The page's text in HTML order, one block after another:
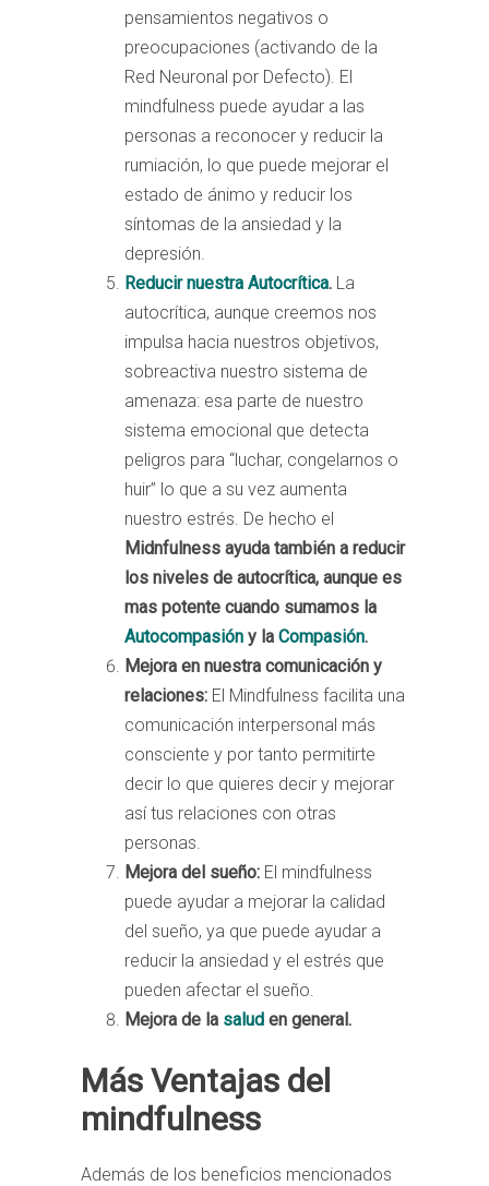
pensamientos negativos o
preocupaciones (activando de la
Red Neuronal por Defecto). El
mindfulness puede ayudar a las
personas a reconocer y reducir la
rumiación, lo que puede mejorar el
estado de ánimo y reducir los
síntomas de la ansiedad y la
depresión.
Reducir nuestra Autocrítica. La
autocrítica, aunque creemos nos
impulsa hacia nuestros objetivos,
sobreactiva nuestro sistema de
amenaza: esa parte de nuestro
sistema emocional que detecta
peligros para “luchar, congelarnos o
huir” lo que a su vez aumenta
nuestro estrés. De hecho el
Midnfulness ayuda también a reducir
los niveles de autocrítica, aunque es
mas potente cuando sumamos la
Autocompasión y la Compasión.
Mejora en nuestra comunicación y
relaciones: El Mindfulness facilita una
comunicación interpersonal más
consciente y por tanto permitirte
decir lo que quieres decir y mejorar
así tus relaciones con otras
personas.
Mejora del sueño: El mindfulness
puede ayudar a mejorar la calidad
del sueño, ya que puede ayudar a
reducir la ansiedad y el estrés que
pueden afectar el sueño.
Mejora de la salud en general.
Más Ventajas del
mindfulness
Además de los beneficios mencionados